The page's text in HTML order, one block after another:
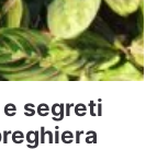
segreti